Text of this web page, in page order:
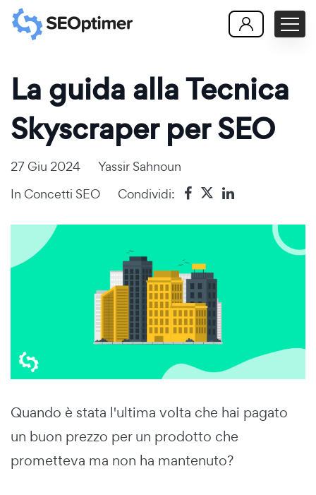
La guida alla Tecnica
Skyscraper per SEO
27 Giu 2024
Yassir Sahnoun
In Concetti SEO Condividi:
Quando è stata l'ultima volta che hai pagato
un buon prezzo per un prodotto che
prometteva ma non ha mantenuto?